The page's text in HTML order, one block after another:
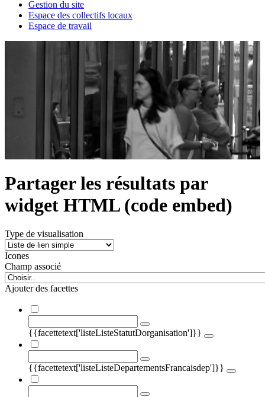
Gestion du site
Espace des collectifs locaux
Espace de travail
Partager les résultats par
widget HTML (code embed)
Type de visualisation
Icones
Champ associé
Ajouter des facettes
{{facettetext['listeListeStatutDorganisation']}}
{{facettetext['listeListeDepartementsFrancaisdep']}}